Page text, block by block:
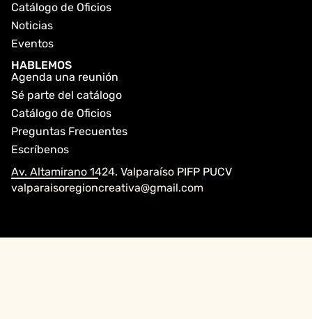
Catálogo de Oficios
Noticias
Eventos
HABLEMOS
Agenda una reunión
Sé parte del catálogo
Catálogo de Oficios
Preguntas Frecuentes
Escríbenos
Av. Altamirano 1424. Valparaíso PIFP PUCV
valparaisoregioncreativa@gmail.com